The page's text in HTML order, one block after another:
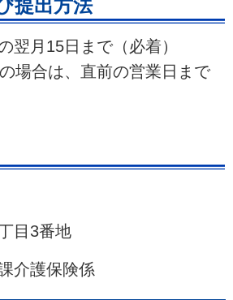
提出方法
翌月15日まで（必着）
場合は、直前の営業日まで
目3番地
介護保険係